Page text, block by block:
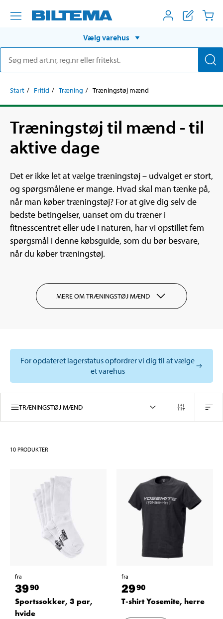
Vælg varehus
Start Fritid Træning Træningstøj mænd
Træningstøj til mænd - til
aktive dage
Det er ikke let at vælge træningstøj – udvalget er stort,
og spørgsmålene er mange. Hvad skal man tænke på,
når man køber træningstøj? For at give dig selv de
bedste betingelser, uanset om du træner i
fitnesscentret eller ude i naturen, har vi opstillet fem
spørgsmål i denne købsguide, som du bør besvare,
når du køber træningstøj.
MERE OM TRÆNINGSTØJ MÆND
For opdateret lagerstatus opfordrer vi dig til at vælge
et varehus
TRÆNINGSTØJ MÆND
10 PRODUKTER
fra
3990
Sportssokker, 3 par,
hvide
fra
2990
T-shirt Yosemite, herre